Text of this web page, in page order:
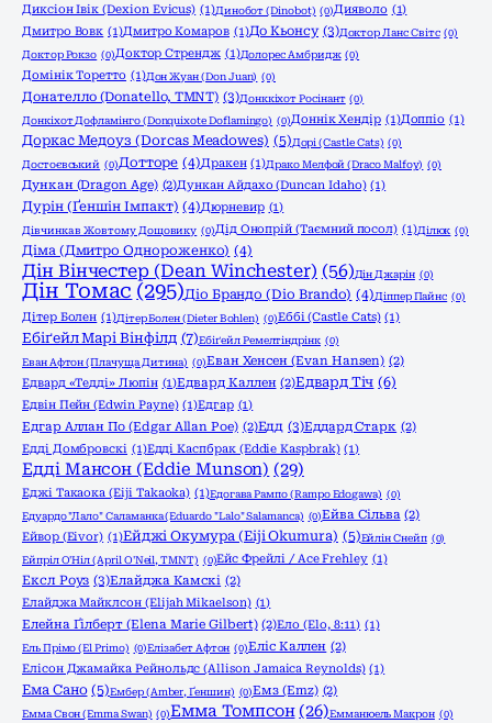
Диксіон Івік (Dexion Evicus) (1)Динобот (Dinobot) (0)Дияволо (1)
Дмитро Вовк (1)Дмитро Комаров (1)До Кьонсу (3)Доктор Ланс Світс (0)
Доктор Рокзо (0)Доктор Стрендж (1)Долорес Амбридж (0)
Домінік Торетто (1)Дон Жуан (Don Juan) (0)
Донателло (Donatello, TMNT) (3)Донккіхот Росінант (0)
Донкіхот Дофламінго (Donquixote Doflamingo) (0)Доннік Хендір (1)Доппіо (1)
Доркас Медоуз (Dorcas Meadowes) (5)Дорі (Castle Cats) (0)
Достоєвський (0)Дотторе (4)Дракен (1)Драко Мелфой (Draco Malfoy) (0)
Дункан (Dragon Age) (2)Дункан Айдахо (Duncan Idaho) (1)
Дурін (Ґеншін Імпакт) (4)Дюрневир (1)
Дівчинка в Жовтому Дощовику (0)Дід Онопрій (Таємний посол) (1)Ділюк (0)
Діма (Дмитро Однороженко) (4)
Дін Вінчестер (Dean Winchester) (56)Дін Джарін (0)
Дін Томас (295)Діо Брандо (Dio Brando) (4)Діппер Пайнс (0)
Дітер Болен (1)Дітер Болен (Dieter Bohlen) (0)Еббі (Castle Cats) (1)
Ебіґейл Марі Вінфілд (7)Ебіґейл Ремелтіндрінк (0)
Еван Афтон (Плачуща Дитина) (0)Еван Хенсен (Evan Hansen) (2)
Едвард «Тедді» Люпін (1)Едвард Каллен (2)Едвард Тіч (6)
Едвін Пейн (Edwin Payne) (1)Едгар (1)
Едгар Аллан По (Edgar Allan Poe) (2)Едд (3)Еддард Старк (2)
Едді Домбровскі (1)Едді Каспбрак (Eddie Kaspbrak) (1)
Едді Мансон (Eddie Munson) (29)
Еджі Такаока (Eiji Takaoka) (1)Едогава Рампо (Rampo Edogawa) (0)
Едуардо "Лало" Саламанка (Eduardo "Lalo" Salamanca) (0)Ейва Сільва (2)
Ейвор (Eivor) (1)Ейджі Окумура (Eiji Okumura) (5)Ейлін Снейп (0)
Ейпріл О'Ніл (April O'Neil, TMNT) (0)Ейс Фрейлі / Ace Frehley (1)
Ексл Роуз (3)Елайджа Камскі (2)
Елайджа Майклсон (Elijah Mikaelson) (1)
Елейна Ґілберт (Elena Marie Gilbert) (2)Ело (Elo, 8:11) (1)
Ель Прімо (El Primo) (0)Елізабет Афтон (0)Еліс Каллен (2)
Елісон Джамайка Рейнольдс (Allison Jamaica Reynolds) (1)
Ема Сано (5)Ембер (Amber, Ґеншин) (0)Емз (Emz) (2)
Емма Свон (Emma Swan) (0)Емма Томпсон (26)Емманюель Макрон (0)